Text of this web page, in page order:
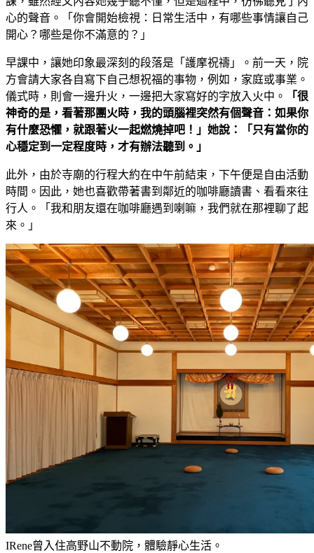
心的聲音。「你會開始檢視：日常生活中，有哪些事情讓自己
開心？哪些是你不滿意的？」
早課中，讓她印象最深刻的段落是「護摩祝禱」。前一天，院
方會請大家各自寫下自己想祝福的事物，例如，家庭或事業。
儀式時，則會一邊升火，一邊把大家寫好的字放入火中。
「很
神奇的是，看著那團火時，我的頭腦裡突然有個聲音：如果你
有什麼恐懼，就跟著火一起燃燒掉吧！」她說：「只有當你的
心穩定到一定程度時，才有辦法聽到。」
此外，由於寺廟的行程大約在中午前結束，下午便是自由活動
時間。因此，她也喜歡帶著書到鄰近的咖啡廳讀書、看看來往
行人。「我和朋友還在咖啡廳遇到喇嘛，我們就在那裡聊了起
來。」
IRene曾入住高野山不動院，體驗靜心生活。